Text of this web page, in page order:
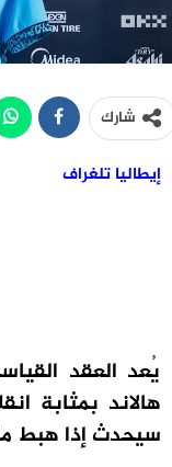
شارك
إيطاليا تلغراف
يُعد العقد
هالاند بمثابة
سيحدث إذا هبط